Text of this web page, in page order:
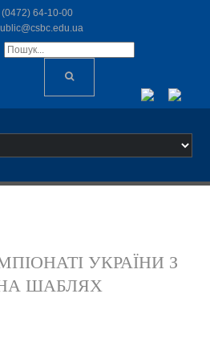
(0472) 64-10-00
УКРАЇНИ З
ШАБЛЯХ